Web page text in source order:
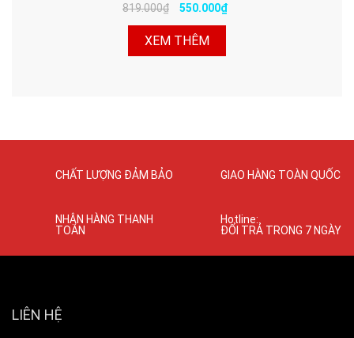
819.000₫ 550.000₫
XEM THÊM
CHẤT LƯỢNG ĐẢM BẢO GIAO HÀNG TOÀN QUỐC
NHẬN HÀNG THANH
TOÁN
Hotline:
ĐỔI TRẢ TRONG 7 NGÀY
LIÊN HỆ